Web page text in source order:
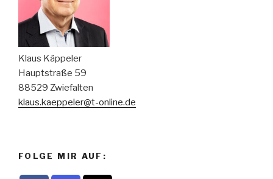
Klaus Käppeler
Hauptstraße 59
88529 Zwiefalten
klaus.kaeppeler@t-online.de
FOLGE MIR AUF: